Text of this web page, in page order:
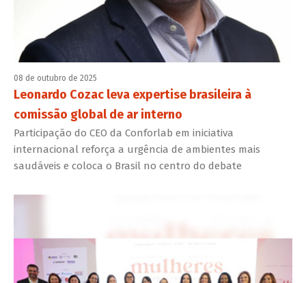
08 de outubro de 2025
Leonardo Cozac leva expertise brasileira à
comissão global de ar interno
Participação do CEO da Conforlab em iniciativa
internacional reforça a urgência de ambientes mais
saudáveis e coloca o Brasil no centro do debate